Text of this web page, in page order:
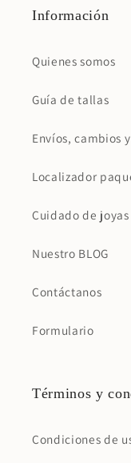
Información
Quienes somos
Guía de tallas
Envíos, cambios
Localizador
Cuidado de joyas
Nuestro BLOG
Contáctanos
Formulario
Términos y
Condiciones de